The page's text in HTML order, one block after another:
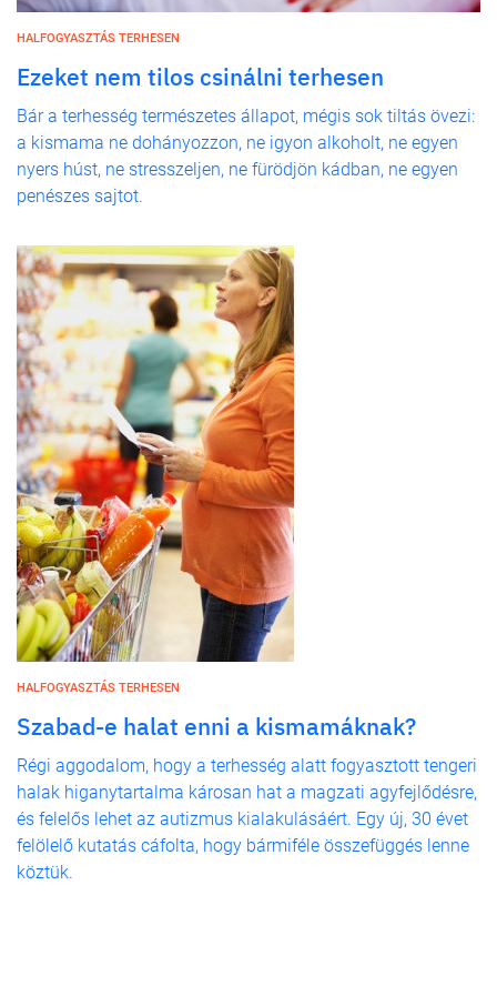
HALFOGYASZTÁS TERHESEN
Ezeket nem tilos csinálni terhesen
Bár a terhesség természetes állapot, mégis sok tiltás övezi:
a kismama ne dohányozzon, ne igyon alkoholt, ne egyen
nyers húst, ne stresszeljen, ne fürödjön kádban, ne egyen
penészes sajtot.
HALFOGYASZTÁS TERHESEN
Szabad-e halat enni a kismamáknak?
Régi aggodalom, hogy a terhesség alatt fogyasztott tengeri
halak higanytartalma károsan hat a magzati agyfejlődésre,
és felelős lehet az autizmus kialakulásáért. Egy új, 30 évet
felölelő kutatás cáfolta, hogy bármiféle összefüggés lenne
köztük.